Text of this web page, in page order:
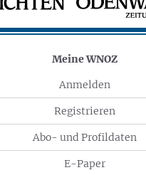
Meine WNOZ
Anmelden
Registrieren
Abo- und Profildaten
E-Paper